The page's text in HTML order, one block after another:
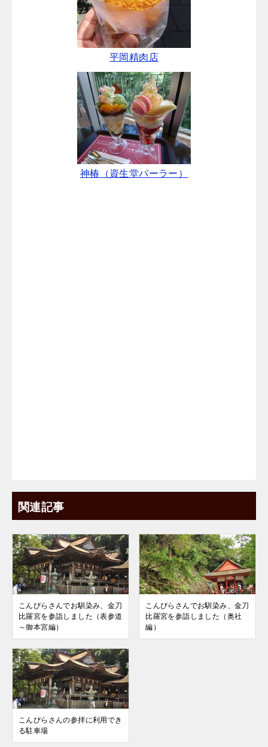
平岡精肉店
神椿（資生堂パーラー）
関連記事
こんぴらさんでお馴染み、金刀
比羅宮を参詣しました（表参道
～御本宮編）
こんぴらさんでお馴染み、金刀
比羅宮を参詣しました（奥社
編）
こんぴらさんの参拝に利用でき
る駐車場